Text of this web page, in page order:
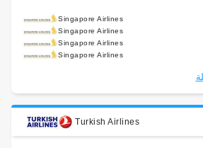
Singapore Airlines
Singapore Airlines
Singapore Airlines
Singapore Airlines
Turkish Airlines